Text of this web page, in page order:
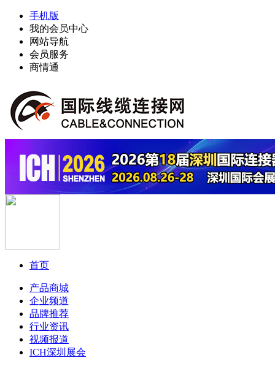
手机版
我的会员中心
网站导航
会员服务
商情通
首页
产品商城
企业频道
品牌推荐
行业资讯
视频报道
ICH深圳展会